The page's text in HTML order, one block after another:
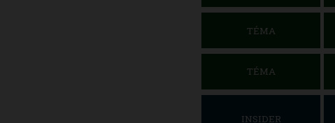
TÉMA
TÉMA
INSIDER